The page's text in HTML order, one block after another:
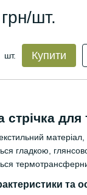
шт.
шт. Купити
стрічка
матеріал,
гладкою,
та